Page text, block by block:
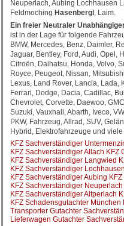
Neuperlach, Aubing Lochhausen
Feldmoching Hasenbergl , Laim.
Ein freier Neutraler
ist in der Lage für folgende
BMW, Mercedes, Benz, Daimler,
Jaguar, Bentley, Ford, Audi, Opel,
Citroën, Daihatsu, Honda, Volvo,
Royce, Peugeot, Nissan,
Lexus, Land Rover, Lancia, Lada,
Ferrari, Dodge, Dacia, Cadillac,
Chevrolet, Corvette, Daewoo,
Suzuki, Vauxhall, Abarth, Iveco,
PKW, Fahrzeug, Allrad, SUV,
Hybrid, Elektrofahrzeuge und
KFZ Sachverständiger
KFZ Sachverständiger Allach KFZ
KFZ Sachverständiger Langwied
KFZ Sachverständiger
KFZ Sachverständiger Aubing
KFZ Sachverständiger
KFZ Sachverständiger Altperlach
KFZ Schadensgutachter
Transporter Gutachter
Lieferwagen Gutachter